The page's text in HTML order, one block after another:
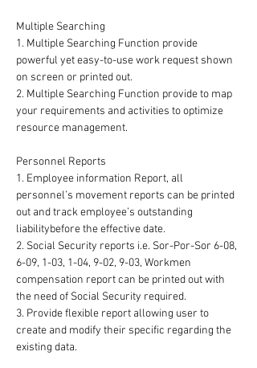
Multiple Searching
1. Multiple Searching Function provide
powerful yet easy-to-use work request shown
on screen or printed out.
2. Multiple Searching Function provide to map
your requirements and activities to optimize
resource management.
Personnel Reports
1. Employee information Report, all
personnel’s movement reports can be printed
out and track employee’s outstanding
liabilitybefore the effective date.
2. Social Security reports i.e. Sor-Por-Sor 6-08,
6-09, 1-03, 1-04, 9-02, 9-03, Workmen
compensation report can be printed out with
the need of Social Security required.
3. Provide flexible report allowing user to
create and modify their specific regarding the
existing data.